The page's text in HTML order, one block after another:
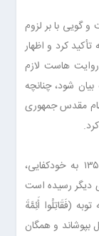
گویی با بر لزوم
جامعه تأکید کرد و اظهار
هاست لازم
شود، چنانچه
مقدس جمهوری
وی گفت: کشور ایران بعد از انقلاب اسلامی ۱۳۵۷ به خودکفایی،
دیگر رسیده است
آیه ۱۲ سوره مبارکه توبه (فَقَاتِلُوا أَئِمَّةَ
بپوشاند و همگان